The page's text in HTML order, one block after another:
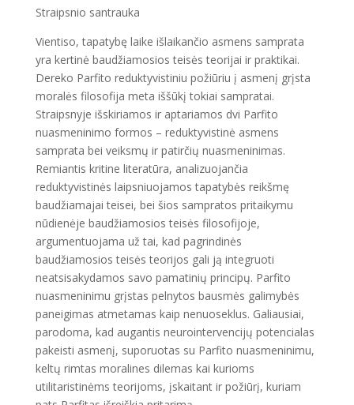
Straipsnio santrauka
Vientiso, tapatybę laike išlaikančio asmens samprata
yra kertinė baudžiamosios teisės teorijai ir praktikai.
Dereko Parfito reduktyvistiniu požiūriu į asmenį grįsta
moralės filosofija meta iššūkį tokiai sampratai.
Straipsnyje išskiriamos ir aptariamos dvi Parfito
nuasmeninimo formos – reduktyvistinė asmens
samprata bei veiksmų ir patirčių nuasmeninimas.
Remiantis kritine literatūra, analizuojančia
reduktyvistinės laipsniuojamos tapatybės reikšmę
baudžiamajai teisei, bei šios sampratos pritaikymu
nūdienėje baudžiamosios teisės filosofijoje,
argumentuojama už tai, kad pagrindinės
baudžiamosios teisės teorijos gali ją integruoti
neatsisakydamos savo pamatinių principų. Parfito
nuasmeninimu grįstas pelnytos bausmės galimybės
paneigimas atmetamas kaip nenuoseklus. Galiausiai,
parodoma, kad augantis neurointervencijų potencialas
pakeisti asmenį, suporuotas su Parfito nuasmeninimu,
keltų rimtas moralines dilemas kai kurioms
utilitaristinėms teorijoms, įskaitant ir požiūrį, kuriam